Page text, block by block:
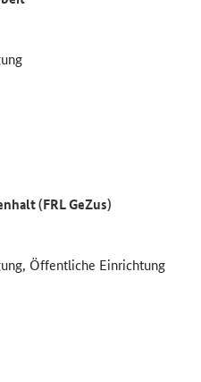
(FRL GeZus)
Öffentliche Einrichtung